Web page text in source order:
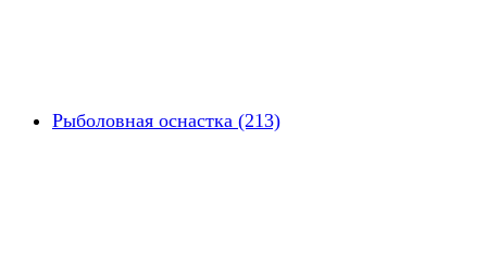
Рыболовная оснастка (213)